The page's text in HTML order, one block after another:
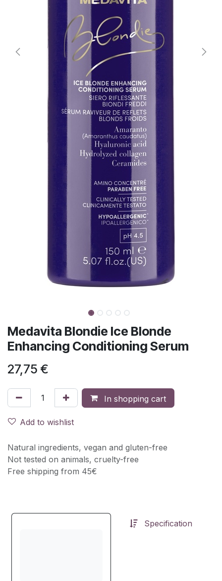
Medavita Blondie Ice Blonde
Enhancing Conditioning Serum
27,75 €
In shopping cart
Add to wishlist
Natural ingredients, vegan and gluten-free
Not tested on animals, cruelty-free
Free shipping from 45€
Specification